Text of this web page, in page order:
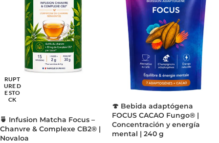
RUPT
URE D
E STO
CK
🍵 Infusion Matcha Focus –
Chanvre & Complexe CB2® |
Novaloa
🍄 Bebida adaptógena
FOCUS CACAO Fungo® |
Concentración y energía
mental | 240 g